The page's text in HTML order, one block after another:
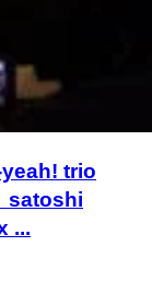
yeah! trio
satoshi
...